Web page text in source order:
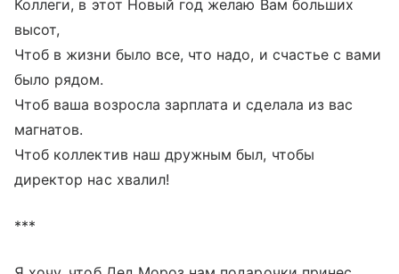
Коллеги, в этот Новый год желаю Вам больших
высот,
Чтоб в жизни было все, что надо, и счастье с вами
было рядом.
Чтоб ваша возросла зарплата и сделала из вас
магнатов.
Чтоб коллектив наш дружным был, чтобы
директор нас хвалил!
***